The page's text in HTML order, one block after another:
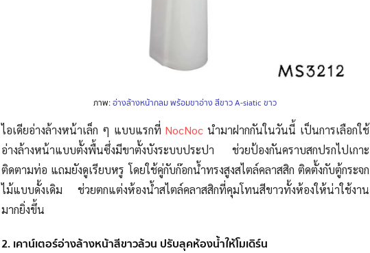
ภาพ:อ่างล้างหน้ากลม พร้อมขาอ่าง สีขาว A-siatic ขาว
ไอเดียอ่างล้างหน้าเล็ก ๆ แบบแรกที่ NocNoc นำมาฝากกันในวันนี้ เป็นการเลือกใช้
อ่างล้างหน้าแบบตั้งพื้นซึ่งมีขาตั้งบังระบบประปา ช่วยป้องกันคราบสกปรกไปเกาะ
ติดตามท่อ แถมยังดูเรียบหรู โดยใช้คู่กับก๊อกน้ำทรงสูงสไตล์คลาสสิก ติดตั้งกับตู้กระจก
ไม้แบบดั้งเดิม ช่วยตกแต่งห้องน้ำสไตล์คลาสสิกที่คุมโทนสีขาวทั้งห้องให้น่าใช้งาน
มากยิ่งขึ้น
2. เคาน์เตอร์อ่างล้างหน้าสีขาวล้วน ปรับลุคห้องน้ำให้โมเดิร์น